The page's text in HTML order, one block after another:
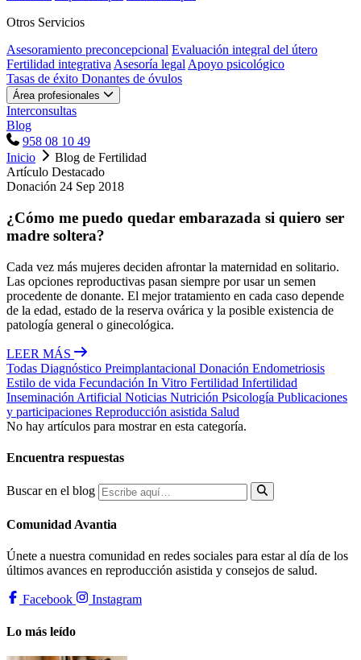
Otros Servicios
Asesoramiento preconcepcional Evaluación integral del útero
Fertilidad integrativa Asesoría legal Apoyo psicológico
Tasas de éxito Donantes de óvulos
Área profesionales
Interconsultas
Blog
958 08 10 49
Inicio
Blog de Fertilidad
Artículo Destacado
Donación 24 Sep 2018
¿Cómo me puedo quedar embarazada si quiero ser
madre soltera?
Cada vez más mujeres deciden afrontar la maternidad en solitario.
Las opciones reproductivas pasan siempre por usar un semen
procedente de donante. El mejor tratamiento en cada caso depende
de la edad, estado de la reserva ovárica y la posible existencia de
patología general o ginecológica.
LEER MÁS
Todas Diagnóstico Preimplantacional Donación Endometriosis
Estilo de vida Fecundación In Vitro Fertilidad Infertilidad
Inseminación Artificial Noticias Nutrición Psicología Publicaciones
y participaciones Reproducción asistida Salud
No hay artículos para mostrar en esta categoría.
Encuentra respuestas
Buscar en el blog
Comunidad Avantia
Únete a nuestra comunidad en redes sociales para estar al día de los
últimos avances en reproducción asistida y consejos de salud.
Facebook Instagram
Lo más leído